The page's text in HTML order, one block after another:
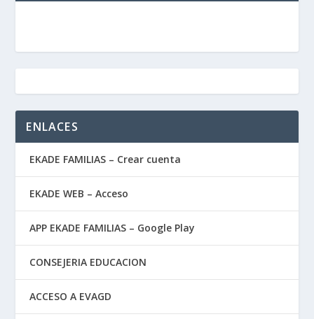
ENLACES
EKADE FAMILIAS – Crear cuenta
EKADE WEB – Acceso
APP EKADE FAMILIAS – Google Play
CONSEJERIA EDUCACION
ACCESO A EVAGD